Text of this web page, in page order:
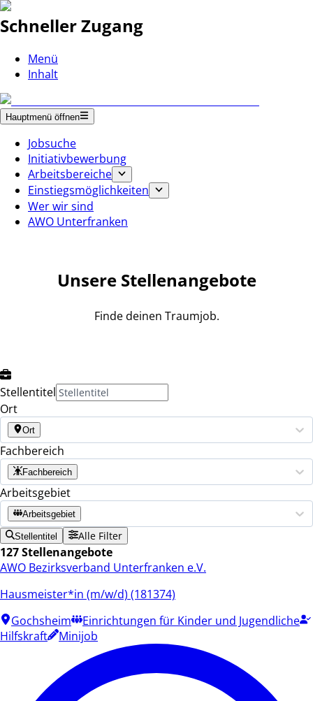
Schneller Zugang
Menü
Inhalt
Hauptmenü öffnen
Jobsuche
Initiativbewerbung
Arbeitsbereiche
Einstiegsmöglichkeiten
Wer wir sind
AWO Unterfranken
Unsere Stellenangebote
Finde deinen Traumjob.
Stellentitel
Ort
Ort
Fachbereich
Fachbereich
Arbeitsgebiet
Arbeitsgebiet
Stellentitel Alle Filter
127 Stellenangebote
AWO Bezirksverband Unterfranken e.V.
Hausmeister*in (m/w/d) (181374)
Gochsheim
Einrichtungen für Kinder und Jugendliche
Hilfskraft
Minijob